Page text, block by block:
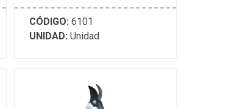
CÓDIGO: 6101
UNIDAD: Unidad